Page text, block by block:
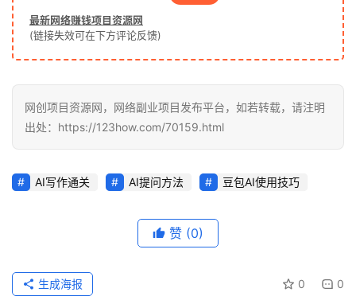
业
最新网络赚钱项目资源网
(链接失效可在下方评论反馈)
网创项目资源网，网络副业项目发布平台，如若转载，请注明
出处：https://123how.com/70159.html
AI写作通关 AI提问方法 豆包AI使用技巧
赞 (0)
0 0
生成海报